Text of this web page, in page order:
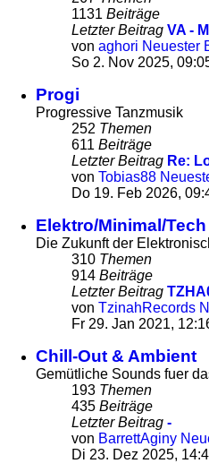
1131 Beiträge
Letzter Beitrag VA -
von aghori Neuester
So 2. Nov 2025,
Progi
Progressive Tanzmusik
252 Themen
611 Beiträge
Letzter Beitrag Re:
von Tobias88
Do 19. Feb 2026,
Elektro/Minimal/Tech
Die Zukunft der
310 Themen
914 Beiträge
Letzter Beitrag
von TzinahRecords
Fr 29. Jan 2021,
Chill-Out & Ambient
Gemütliche Sounds fuer
193 Themen
435 Beiträge
Letzter Beitrag -
von BarrettAginy
Di 23. Dez 2025,